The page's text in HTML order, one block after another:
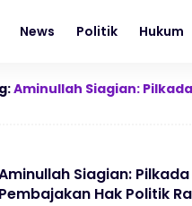
News Politik Hukum
Aminullah Siagian: Pilkada
Siagian: Pilkada
Pembajakan Hak Politik